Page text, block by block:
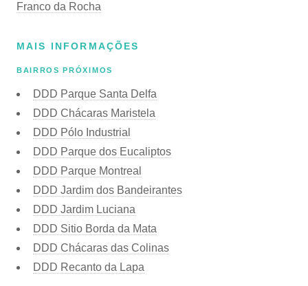
Franco da Rocha
MAIS INFORMAÇÕES
BAIRROS PRÓXIMOS
DDD Parque Santa Delfa
DDD Chácaras Maristela
DDD Pólo Industrial
DDD Parque dos Eucaliptos
DDD Parque Montreal
DDD Jardim dos Bandeirantes
DDD Jardim Luciana
DDD Sitio Borda da Mata
DDD Chácaras das Colinas
DDD Recanto da Lapa